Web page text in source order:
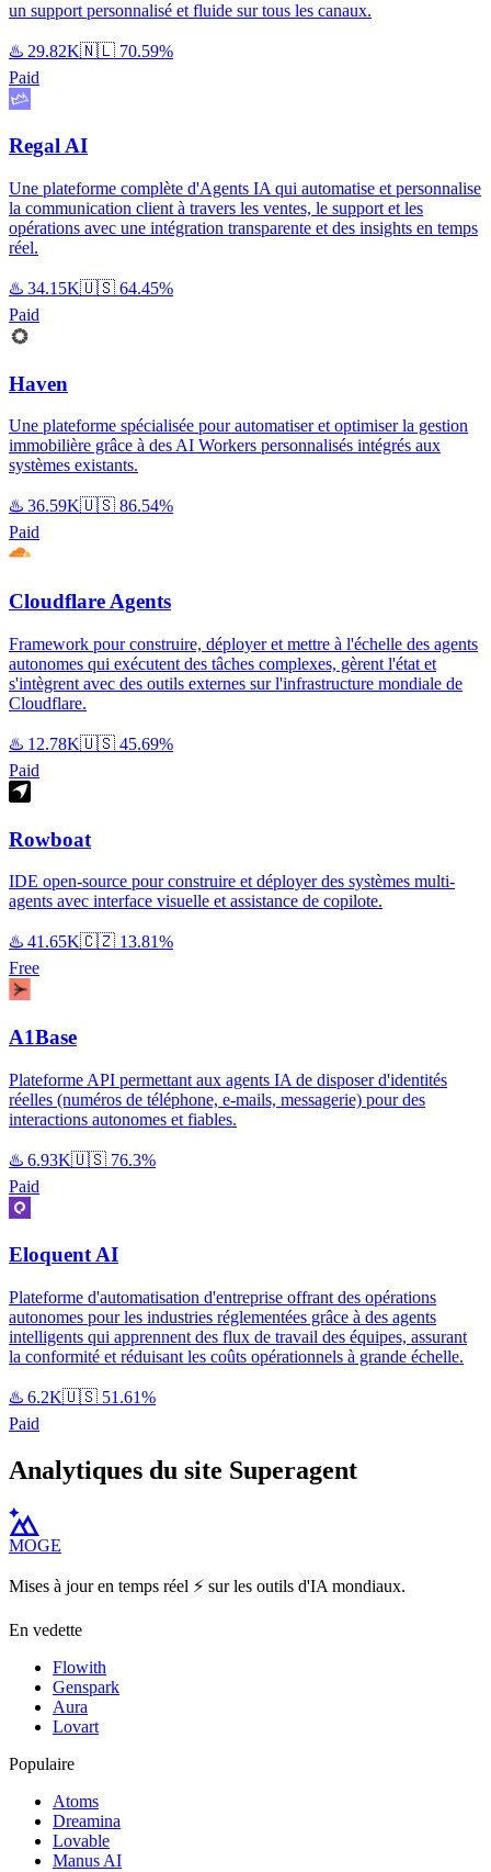
un support personnalisé et fluide sur tous les canaux.
♨️ 29.82K🇳🇱 70.59%
Paid
Regal AI
Une plateforme complète d'Agents IA qui automatise et personnalise
la communication client à travers les ventes, le support et les
opérations avec une intégration transparente et des insights en temps
réel.
♨️ 34.15K🇺🇸 64.45%
Paid
Haven
Une plateforme spécialisée pour automatiser et optimiser la gestion
immobilière grâce à des AI Workers personnalisés intégrés aux
systèmes existants.
♨️ 36.59K🇺🇸 86.54%
Paid
Cloudflare Agents
Framework pour construire, déployer et mettre à l'échelle des agents
autonomes qui exécutent des tâches complexes, gèrent l'état et
s'intègrent avec des outils externes sur l'infrastructure mondiale de
Cloudflare.
♨️ 12.78K🇺🇸 45.69%
Paid
Rowboat
IDE open-source pour construire et déployer des systèmes multi-
agents avec interface visuelle et assistance de copilote.
♨️ 41.65K🇨🇿 13.81%
Free
A1Base
Plateforme API permettant aux agents IA de disposer d'identités
réelles (numéros de téléphone, e-mails, messagerie) pour des
interactions autonomes et fiables.
♨️ 6.93K🇺🇸 76.3%
Paid
Eloquent AI
Plateforme d'automatisation d'entreprise offrant des opérations
autonomes pour les industries réglementées grâce à des agents
intelligents qui apprennent des flux de travail des équipes, assurant
la conformité et réduisant les coûts opérationnels à grande échelle.
♨️ 6.2K🇺🇸 51.61%
Paid
Analytiques du site Superagent
MOGE
Mises à jour en temps réel ⚡️ sur les outils d'IA mondiaux.
En vedette
Flowith
Genspark
Aura
Lovart
Populaire
Atoms
Dreamina
Lovable
Manus AI